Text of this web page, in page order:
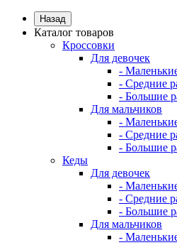
Назад
Каталог товаров
Кроссовки
Для девочек
-
- Средние
- Большие
Для мальчиков
-
- Средние
- Большие
Кеды
Для девочек
-
- Средние
- Большие
Для мальчиков
-